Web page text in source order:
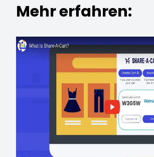
Mehr erfahren: